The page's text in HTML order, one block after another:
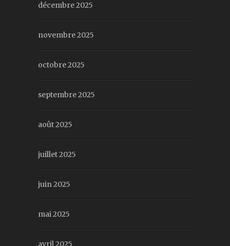
décembre 2025
novembre 2025
octobre 2025
septembre 2025
août 2025
juillet 2025
juin 2025
mai 2025
avril 2025